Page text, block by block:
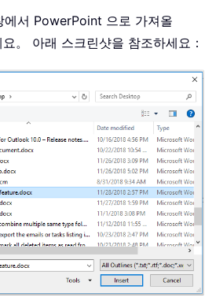
에서 PowerPoint 으로 가져올
。 아래 스크린샷을 참조하세요：